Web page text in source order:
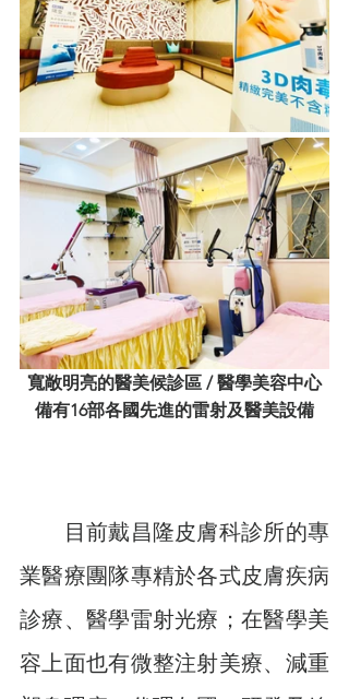
寬敞明亮的醫美候診區 / 醫學美容中心
備有16部各國先進的雷射及醫美設備
目前戴昌隆皮膚科診所的專
業醫療團隊專精於各式皮膚疾病
診療、醫學雷射光療；在醫學美
容上面也有微整注射美療、減重